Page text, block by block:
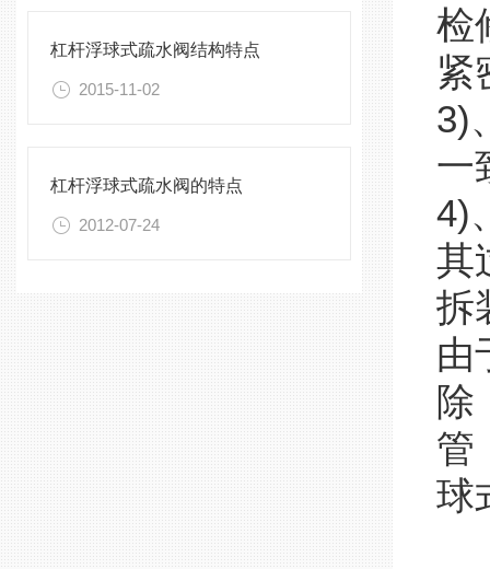
杠杆浮球式疏水阀结构特点
2015-11-02
杠杆浮球式疏水阀的特点
2012-07-24
检
紧
3)
一
4)
其
拆
由
除
管
球